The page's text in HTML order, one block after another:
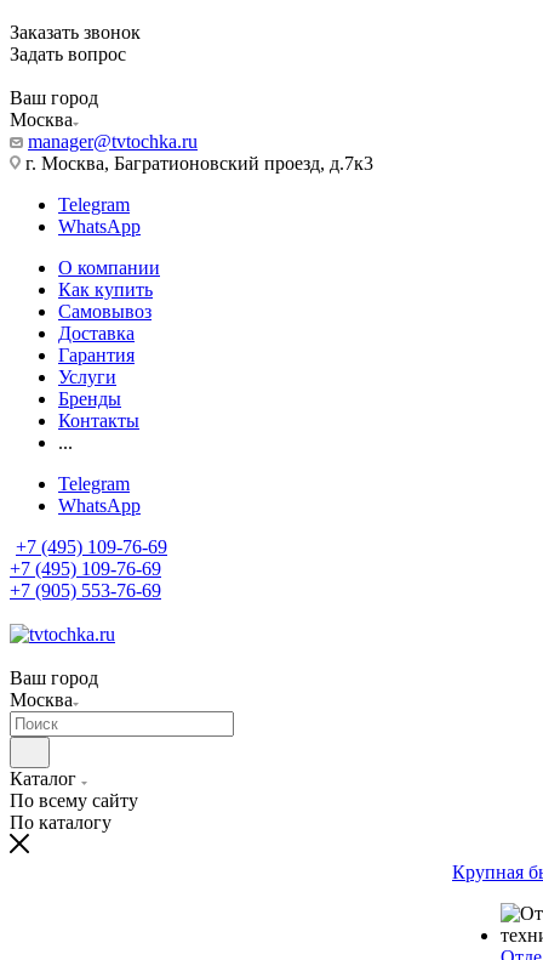
Заказать звонок
Задать вопрос
Ваш город
Москва
manager@tvtochka.ru
г. Москва, Багратионовский проезд, д.7к3
Telegram
WhatsApp
О компании
Как купить
Самовывоз
Доставка
Гарантия
Услуги
Бренды
Контакты
...
Telegram
WhatsApp
+7 (495) 109-76-69
+7 (495) 109-76-69
+7 (905) 553-76-69
Ваш город
Москва
Каталог
По всему сайту
По каталогу
Крупная